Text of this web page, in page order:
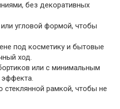
без декоративных
угловой формой, чтобы
под косметику и бытовые
ход.
или с минимальным
рамкой, чтобы не